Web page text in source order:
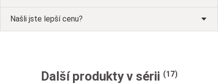
Našli jste lepší cenu?
Další produkty v sérii (17)